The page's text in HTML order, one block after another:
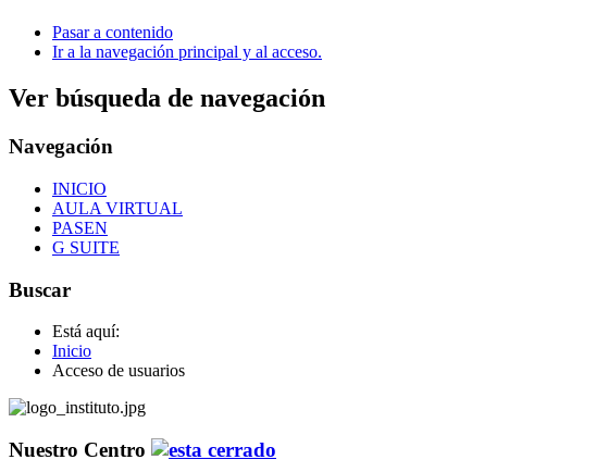
Pasar a contenido
Ir a la navegación principal y al acceso.
Ver búsqueda de navegación
Navegación
INICIO
AULA VIRTUAL
PASEN
G SUITE
Buscar
Está aquí:
Inicio
Acceso de usuarios
Nuestro Centro